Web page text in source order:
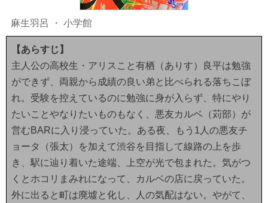
麻生羽呂 ・ 小学館
【あらすじ】
主人公の高校生・アリスこと有栖（ありす）良平は勉強
ができず、両親から成績の良い弟と比べられる落ちこぼ
れ。受験を控えているのに勉強に身が入らず、特にやり
たいことやなりたいものもなく、悪友カルベ（苅部）が
営むBARに入り浸っていた。ある夜、もう1人の悪友チ
ョータ（張太）を加えて渋谷を目指して線路の上を歩
き、駅に辿り着いた途端、上空が光で包まれた。気がつ
くとホコリまみれになって、カルベの店に戻っていた。
外に出ると町は廃墟と化し、人の気配はない。やがて、